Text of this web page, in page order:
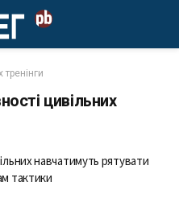
тренінги
цивільних
навчатимуть рятувати
тактики